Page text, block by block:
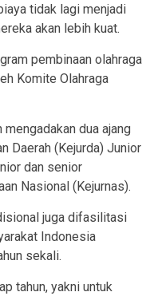
tidak lagi menjadi
akan lebih kuat.
pembinaan olahraga
Komite Olahraga
mengadakan dua ajang
Daerah (Kejurda) Junior
dan senior
Nasional (Kejurnas).
juga difasilitasi
Indonesia
sekali.
tahun, yakni untuk